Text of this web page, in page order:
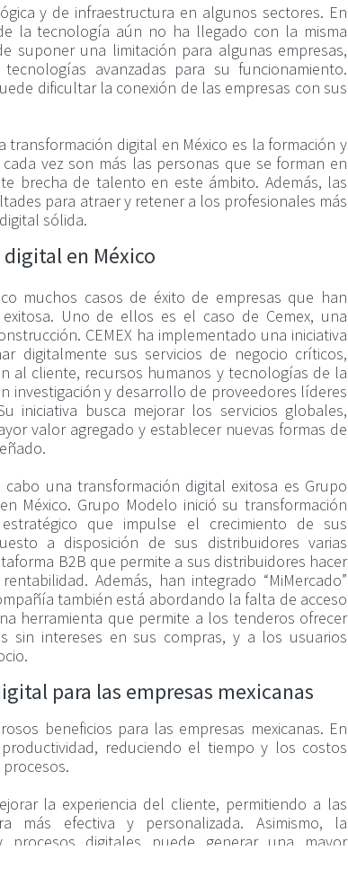
y de infraestructura en algunos sectores. En
la tecnología aún no ha llegado con la misma
suponer una limitación para algunas empresas,
avanzadas para su funcionamiento.
dificultar la conexión de las empresas con sus
digital en México es la formación y
vez son más las personas que se forman en
brecha de talento en este ámbito. Además, las
para atraer y retener a los profesionales más
sólida.
en México
muchos casos de éxito de empresas que han
Uno de ellos es el caso de Cemex, una
CEMEX ha implementado una iniciativa
digitalmente sus servicios de negocio críticos,
al cliente, recursos humanos y tecnologías de la
investigación y desarrollo de proveedores líderes
iniciativa busca mejorar los servicios globales,
valor agregado y establecer nuevas formas de
una transformación digital exitosa es Grupo
México. Grupo Modelo inició su transformación
que impulse el crecimiento de sus
a disposición de sus distribuidores varias
B2B que permite a sus distribuidores hacer
Además, han integrado “MiMercado”
también está abordando la falta de acceso
herramienta que permite a los tenderos ofrecer
sin intereses en sus compras, y a los usuarios
para las empresas mexicanas
beneficios para las empresas mexicanas. En
reduciendo el tiempo y los costos
la experiencia del cliente, permitiendo a las
efectiva y personalizada. Asimismo, la
procesos digitales puede generar una mayor
Querétaro • Querétaro • México
+52 442 111 1500